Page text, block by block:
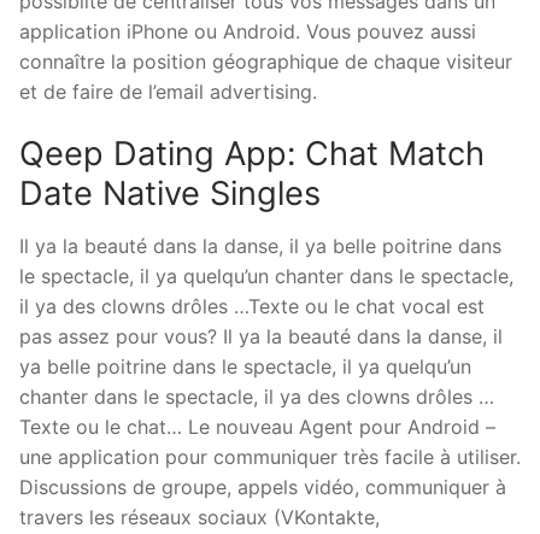
application iPhone ou Android. Vous pouvez aussi
connaître la position géographique de chaque visiteur
et de faire de l’email advertising.
Qeep Dating App: Chat Match
Date Native Singles
Il ya la beauté dans la danse, il ya belle poitrine dans
le spectacle, il ya quelqu’un chanter dans le spectacle,
il ya des clowns drôles …Texte ou le chat vocal est
pas assez pour vous? Il ya la beauté dans la danse, il
ya belle poitrine dans le spectacle, il ya quelqu’un
chanter dans le spectacle, il ya des clowns drôles …
Texte ou le chat… Le nouveau Agent pour Android –
une application pour communiquer très facile à utiliser.
Discussions de groupe, appels vidéo, communiquer à
travers les réseaux sociaux (VKontakte,